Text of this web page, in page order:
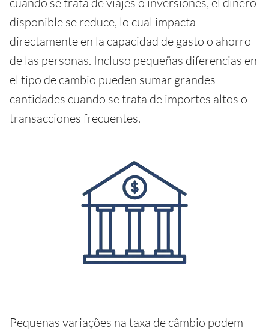
disponible se reduce, lo cual impacta
directamente en la capacidad de gasto o ahorro
de las personas. Incluso pequeñas diferencias en
el tipo de cambio pueden sumar grandes
cantidades cuando se trata de importes altos o
transacciones frecuentes.
Pequenas variações na taxa de câmbio podem